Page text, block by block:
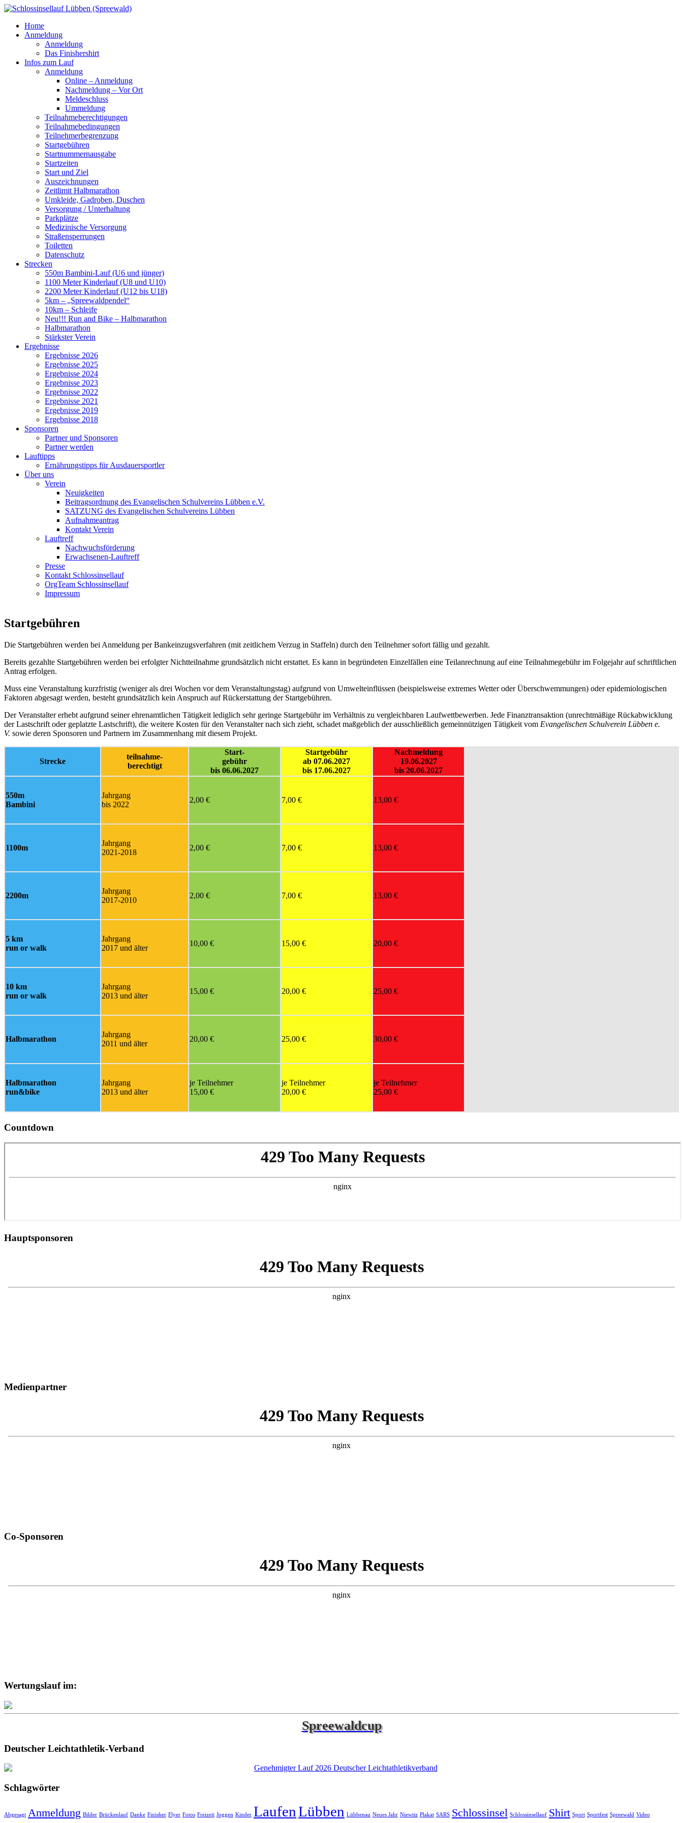
Home
Anmeldung
Anmeldung
Das Finishershirt
Infos zum Lauf
Anmeldung
Online – Anmeldung
Nachmeldung – Vor Ort
Meldeschluss
Ummeldung
Teilnahmeberechtigungen
Teilnahmebedingungen
Teilnehmerbegrenzung
Startgebühren
Startnummernausgabe
Startzeiten
Start und Ziel
Auszeichnungen
Zeitlimit Halbmarathon
Umkleide, Gadroben, Duschen
Versorgung / Unterhaltung
Parkplätze
Medizinische Versorgung
Straßensperrungen
Toiletten
Datenschutz
Strecken
550m Bambini-Lauf (U6 und jünger)
1100 Meter Kinderlauf (U8 und U10)
2200 Meter Kinderlauf (U12 bis U18)
5km – „Spreewaldpendel“
10km – Schleife
Neu!!! Run and Bike – Halbmarathon
Halbmarathon
Stärkster Verein
Ergebnisse
Ergebnisse 2026
Ergebnisse 2025
Ergebnisse 2024
Ergebnisse 2023
Ergebnisse 2022
Ergebnisse 2021
Ergebnisse 2019
Ergebnisse 2018
Sponsoren
Partner und Sponsoren
Partner werden
Lauftipps
Ernährungstipps für Ausdauersportler
Über uns
Verein
Neuigkeiten
Beitragsordnung des Evangelischen Schulvereins Lübben e.V.
SATZUNG des Evangelischen Schulvereins Lübben
Aufnahmeantrag
Kontakt Verein
Lauftreff
Nachwuchsförderung
Erwachsenen-Lauftreff
Presse
Kontakt Schlossinsellauf
OrgTeam Schlossinsellauf
Impressum
Startgebühren
Die Startgebühren werden bei Anmeldung per Bankeinzugsverfahren (mit zeitlichem Verzug in Staffeln) durch den Teilnehmer sofort fällig und gezahlt.
Bereits gezahlte Startgebühren werden bei erfolgter Nichtteilnahme grundsätzlich nicht erstattet. Es kann in begründeten Einzelfällen eine Teilanrechnung auf eine Teilnahmegebühr im Folgejahr auf schriftlichen
Antrag erfolgen.
Muss eine Veranstaltung kurzfristig (weniger als drei Wochen vor dem Veranstaltungstag) aufgrund von Umwelteinflüssen (beispielsweise extremes Wetter oder Überschwemmungen) oder epidemiologischen
Faktoren abgesagt werden, besteht grundsätzlich kein Anspruch auf Rückerstattung der Startgebühren.
Der Veranstalter erhebt aufgrund seiner ehrenamtlichen Tätigkeit lediglich sehr geringe Startgebühr im Verhältnis zu vergleichbaren Laufwettbewerben. Jede Finanztransaktion (unrechtmäßige Rückabwicklung
der Lastschrift oder geplatzte Lastschrift), die weitere Kosten für den Veranstalter nach sich zieht, schadet maßgeblich der ausschließlich gemeinnützigen Tätigkeit vom Evangelischen Schulverein Lübben e.
V. sowie deren Sponsoren und Partnern im Zusammenhang mit diesem Projekt.
Strecke
teilnahme-
berechtigt
Start-
gebühr
bis 06.06.2027
Startgebühr
ab 07.06.2027
bis 17.06.2027
Nachmeldung
19.06.2027
bis 20.06.2027
550m
Bambini
Jahrgang
bis 2022
2,00 € 7,00 € 13,00 €
1100m
Jahrgang
2021-2018
2,00 € 7,00 € 13,00 €
2200m
Jahrgang
2017-2010
2,00 € 7,00 € 13,00 €
5 km
run or walk
Jahrgang
2017 und älter
10,00 € 15,00 € 20,00 €
10 km
run or walk
Jahrgang
2013 und älter
15,00 € 20,00 € 25,00 €
Halbmarathon
Jahrgang
2011 und älter
20,00 € 25,00 € 30,00 €
Halbmarathon
run&bike
Jahrgang
2013 und älter
je Teilnehmer
15,00 €
je Teilnehmer
20,00 €
je Teilnehmer
25,00 €
Countdown
Hauptsponsoren
Medienpartner
Co-Sponsoren
Wertungslauf im:
Spreewaldcup
Deutscher Leichtathletik-Verband
Schlagwörter
Abgesagt Anmeldung Bilder Brückenlauf Danke Finisher Flyer Fotos Freizeit Joggen Kinder LaufenLübben Lübbenau Neues Jahr Niewitz Plakat SARS Schlossinsel Schlossinsellauf Shirt Sport Sportfest Spreewald Video